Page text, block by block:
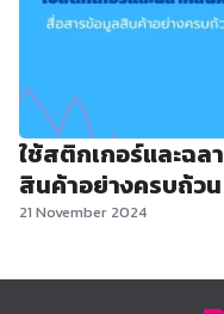
ใช้สติกเกอร์และฉ
สินค้าอย่างครบถ้วน
21 November 2024